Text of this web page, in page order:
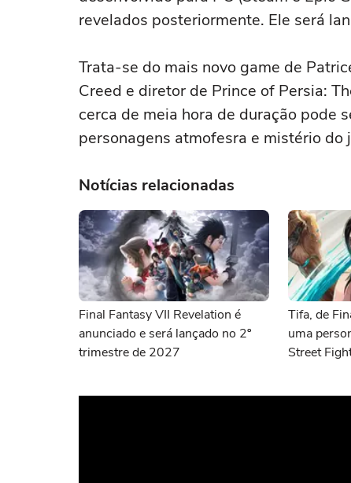
revelados posteriormente. Ele será
Trata-se do mais novo game de
Creed e diretor de Prince of Persia:
cerca de meia hora de duração pode
personagens atmofesra e mistério do
Notícias relacionadas
Final Fantasy VII Revelation é
anunciado e será lançado no 2º
trimestre de 2027
Tifa, de
uma
Street